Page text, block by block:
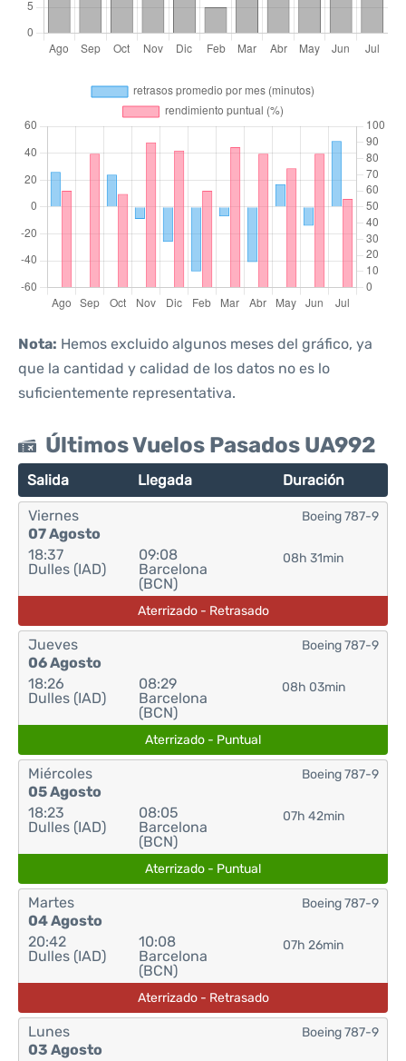
Nota: Hemos excluido algunos meses del gráfico, ya
que la cantidad y calidad de los datos no es lo
suficientemente representativa.
Últimos Vuelos Pasados UA992
Salida Llegada Duración
Viernes
07 Agosto
18:37
Dulles (IAD)
09:08
Barcelona
(BCN)
08h 31min
Boeing 787-9
Aterrizado - Retrasado
Jueves
06 Agosto
18:26
Dulles (IAD)
08:29
Barcelona
(BCN)
08h 03min
Boeing 787-9
Aterrizado - Puntual
Miércoles
05 Agosto
18:23
Dulles (IAD)
08:05
Barcelona
(BCN)
07h 42min
Boeing 787-9
Aterrizado - Puntual
Martes
04 Agosto
20:42
Dulles (IAD)
10:08
Barcelona
(BCN)
07h 26min
Boeing 787-9
Aterrizado - Retrasado
Lunes
03 Agosto
Boeing 787-9